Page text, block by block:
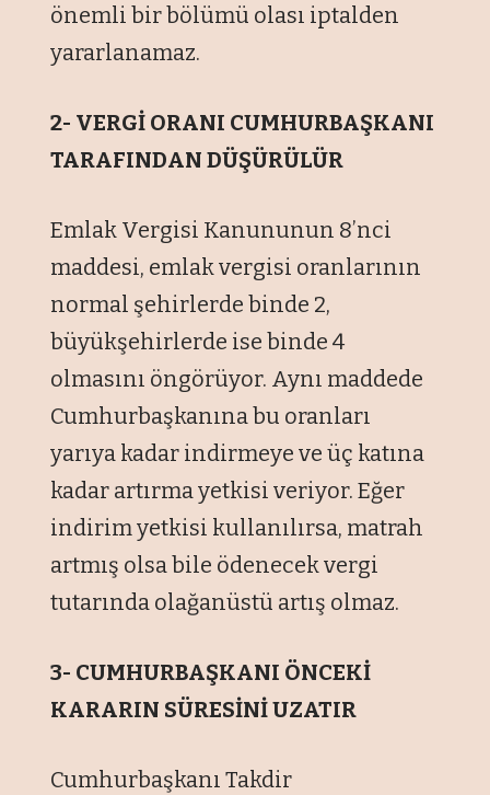
önemli bir bölümü olası iptalden
yararlanamaz.
2- VERGİ ORANI CUMHURBAŞKANI
TARAFINDAN DÜŞÜRÜLÜR
Emlak Vergisi Kanununun 8’nci
maddesi, emlak vergisi oranlarının
normal şehirlerde binde 2,
büyükşehirlerde ise binde 4
olmasını öngörüyor. Aynı maddede
Cumhurbaşkanına bu oranları
yarıya kadar indirmeye ve üç katına
kadar artırma yetkisi veriyor. Eğer
indirim yetkisi kullanılırsa, matrah
artmış olsa bile ödenecek vergi
tutarında olağanüstü artış olmaz.
3- CUMHURBAŞKANI ÖNCEKİ
KARARIN SÜRESİNİ UZATIR
Cumhurbaşkanı Takdir